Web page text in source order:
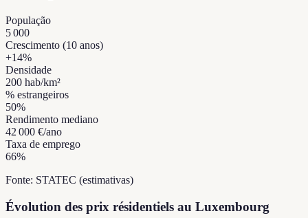
População
5 000
Crescimento (10 anos)
+14%
Densidade
200 hab/km²
% estrangeiros
50%
Rendimento mediano
42 000 €/ano
Taxa de emprego
66%
Fonte: STATEC (estimativas)
Évolution des prix résidentiels au Luxembourg